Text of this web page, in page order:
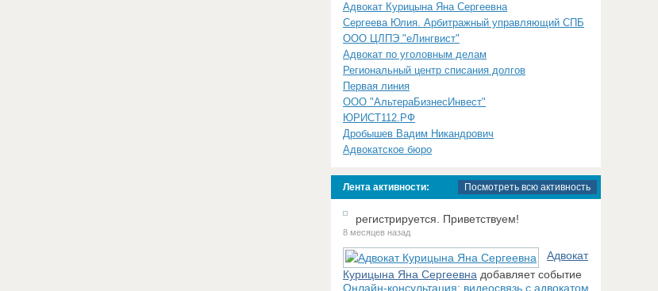
Адвокат Курицына Яна Сергеевна
Сергеева Юлия. Арбитражный управляющий СПБ
ООО ЦЛПЭ "еЛингвист"
Адвокат по уголовным делам
Региональный центр списания долгов
Первая линия
ООО "АльтераБизнесИнвест"
ЮРИСТ112.РФ
Дробышев Вадим Никандрович
Адвокатское бюро
Лента активности: Посмотреть всю активность
регистрируется. Приветствуем!
8 месяцев назад
Адвокат
Курицына Яна Сергеевна добавляет событие
Онлайн-консультация: видеосвязь с адвокатом